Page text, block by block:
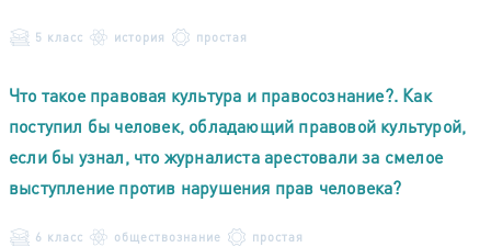
5 класс история простая
Что такое правовая культура и правосознание?. Как
поступил бы человек, обладающий правовой культурой,
если бы узнал, что журналиста арестовали за смелое
выступление против нарушения прав человека?
6 класс обществознание простая